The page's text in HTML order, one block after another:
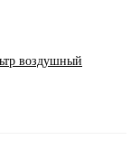
воздушный